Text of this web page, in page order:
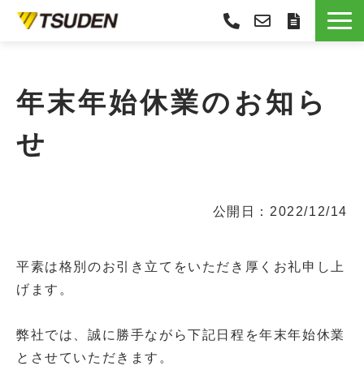
選ばれる理由
導入事例
年末年始休業のお知ら
せ
公開日：2022/12/14
平素は格別のお引き立てをいただき厚くお礼申し上
げます。
弊社では、誠に勝手ながら下記日程を年末年始休業
とさせていただきます。